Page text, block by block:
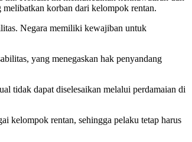
melibatkan korban dari kelompok rentan.
Negara memiliki kewajiban untuk
yang menegaskan hak penyandang
tidak dapat diselesaikan melalui perdamaian di
kelompok rentan, sehingga pelaku tetap harus